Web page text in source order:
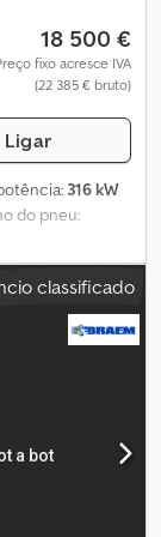
18 500 €
fixo acresce IVA
(22 385 € bruto)
Ligar
316 kW
do pneu:
cama, tipo
Euro 3,
de cilindros: 6
Marca do
e
classificado